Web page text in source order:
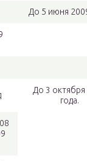
До 5 июня
До 3
года.